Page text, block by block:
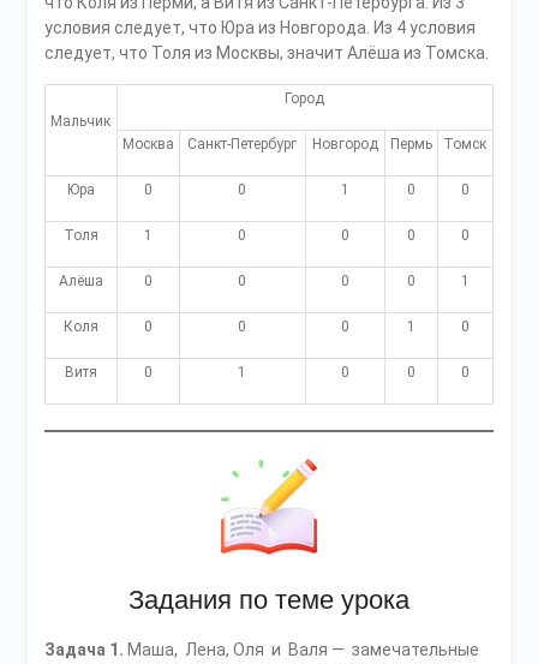
условия следует, что Юра из Новгорода. Из 4 условия
следует, что Толя из Москвы, значит Алёша из Томска.
Мальчик
Город
Москва Санкт-Петербург Новгород Пермь Томск
Юра 0 0 1 0 0
Толя 1 0 0 0 0
Алёша 0 0 0 0 1
Коля 0 0 0 1 0
Витя 0 1 0 0 0
Задания по теме урока
Задача 1. Маша, Лена, Оля и Валя — замечательные